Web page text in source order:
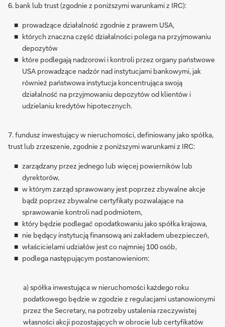
6. bank lub trust (zgodnie z poniższymi warunkami z IRC):
prowadzące działalność zgodnie z prawem USA,
których znaczna część działalności polega na przyjmowaniu
depozytów
które podlegają nadzorowi i kontroli przez organy państwowe
USA prowadzące nadzór nad instytucjami bankowymi, jak
również państwowa instytucja koncentrująca swoją
działalność na przyjmowaniu depozytów od klientów i
udzielaniu kredytów hipotecznych.
7. fundusz inwestujący w nieruchomości, definiowany jako spółka,
trust lub zrzeszenie, zgodnie z poniższymi warunkami z IRC:
zarządzany przez jednego lub więcej powierników lub
dyrektorów,
w którym zarząd sprawowany jest poprzez zbywalne akcje
bądź poprzez zbywalne certyfikaty pozwalające na
sprawowanie kontroli nad podmiotem,
który będzie podlegać opodatkowaniu jako spółka krajowa,
nie będący instytucją finansową ani zakładem ubezpieczeń,
właścicielami udziałów jest co najmniej 100 osób,
podlega następującym postanowieniom:
a) spółka inwestująca w nieruchomości każdego roku
podatkowego będzie w zgodzie z regulacjami ustanowionymi
przez the Secretary, na potrzeby ustalenia rzeczywistej
własności akcji pozostających w obrocie lub certyfikatów